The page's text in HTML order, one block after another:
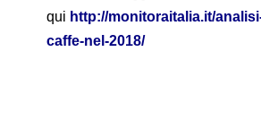
qui http://monitoraitalia.it/
caffe-nel-2018/